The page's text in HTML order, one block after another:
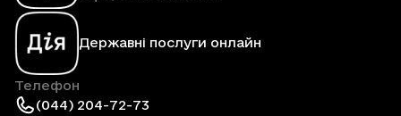
Державні послуги онлайн
Телефон
(044) 204-72-73